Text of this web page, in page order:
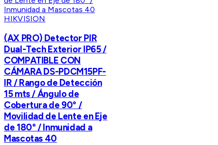
HIKVISION
(AX PRO) Detector PIR
Dual-Tech Exterior IP65 /
COMPATIBLE CON
CÁMARA DS-PDCM15PF-
IR / Rango de Detección
15 mts / Ángulo de
Cobertura de 90° /
Movilidad de Lente en Eje
de 180° / Inmunidad a
Mascotas 40